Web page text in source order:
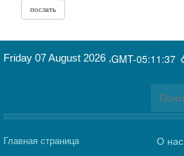
GMT-05:11:37
Friday 07 August 2026 ,
Главная страница
О нас